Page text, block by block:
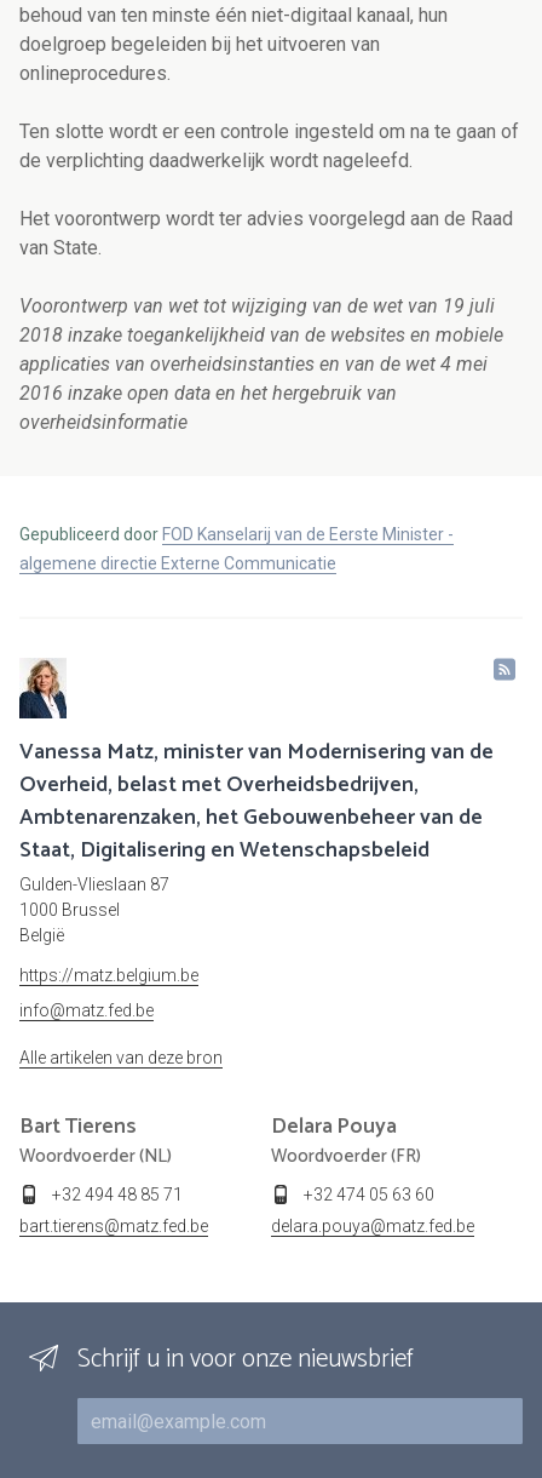
behoud van ten minste één niet-digitaal kanaal, hun
doelgroep begeleiden bij het uitvoeren van
onlineprocedures.
Ten slotte wordt er een controle ingesteld om na te gaan of
de verplichting daadwerkelijk wordt nageleefd.
Het voorontwerp wordt ter advies voorgelegd aan de Raad
van State.
Voorontwerp van wet tot wijziging van de wet van 19 juli
2018 inzake toegankelijkheid van de websites en mobiele
applicaties van overheidsinstanties en van de wet 4 mei
2016 inzake open data en het hergebruik van
overheidsinformatie
Gepubliceerd door FOD Kanselarij van de Eerste Minister -
algemene directie Externe Communicatie
Vanessa Matz, minister van Modernisering van de
Overheid, belast met Overheidsbedrijven,
Ambtenarenzaken, het Gebouwenbeheer van de
Staat, Digitalisering en Wetenschapsbeleid
Gulden-Vlieslaan 87
1000 Brussel
België
https://matz.belgium.be
info@matz.fed.be
Alle artikelen van deze bron
BartTierens
Woordvoerder (NL)
+32 494 48 85 71
bart.tierens@matz.fed.be
Delara Pouya
Woordvoerder (FR)
+32 474 05 63 60
delara.pouya@matz.fed.be
Schrijf u in voor onze nieuwsbrief
E-mail